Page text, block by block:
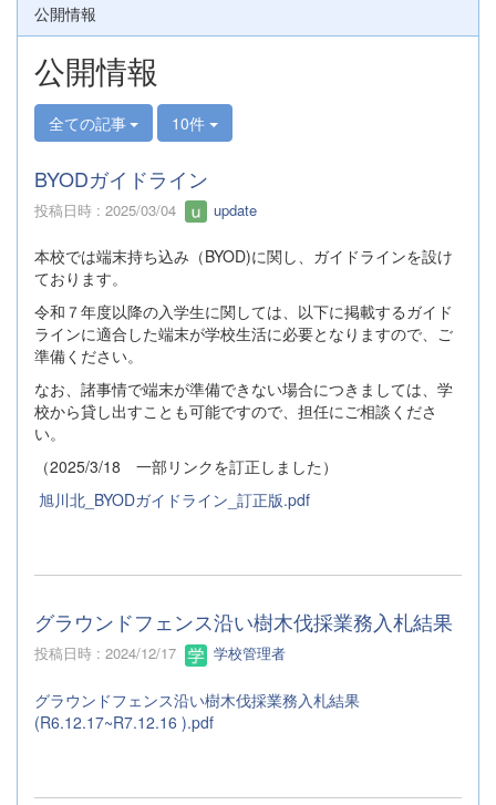
公開情報
公開情報
全ての記事 10件
BYODガイドライン
投稿日時 : 2025/03/04 update
本校では端末持ち込み（BYOD)に関し、ガイドラインを設け
ております。
令和７年度以降の入学生に関しては、以下に掲載するガイド
ラインに適合した端末が学校生活に必要となりますので、ご
準備ください。
なお、諸事情で端末が準備できない場合につきましては、学
校から貸し出すことも可能ですので、担任にご相談くださ
い。
（2025/3/18 一部リンクを訂正しました）
旭川北_BYODガイドライン_訂正版.pdf
グラウンドフェンス沿い樹木伐採業務入札結果
投稿日時 : 2024/12/17 学校管理者
グラウンドフェンス沿い樹木伐採業務入札結果
(R6.12.17~R7.12.16 ).pdf